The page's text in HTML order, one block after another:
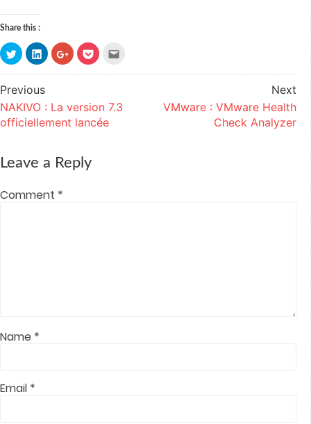
Share this :
Click
to
share
on
Twitter
(Opens
in
new
window)
Click
to
share
on
(Opens
new
window)
Click
to
share
on
new
window)
Click
to
on
new
window)
this
friend
(Opens
Post
navigation
Previous
NAKIVO : La version 7.3
officiellement lancée
Next
VMware : VMware Health
Check Analyzer
Leave a Reply
Comment *
Name *
Email *